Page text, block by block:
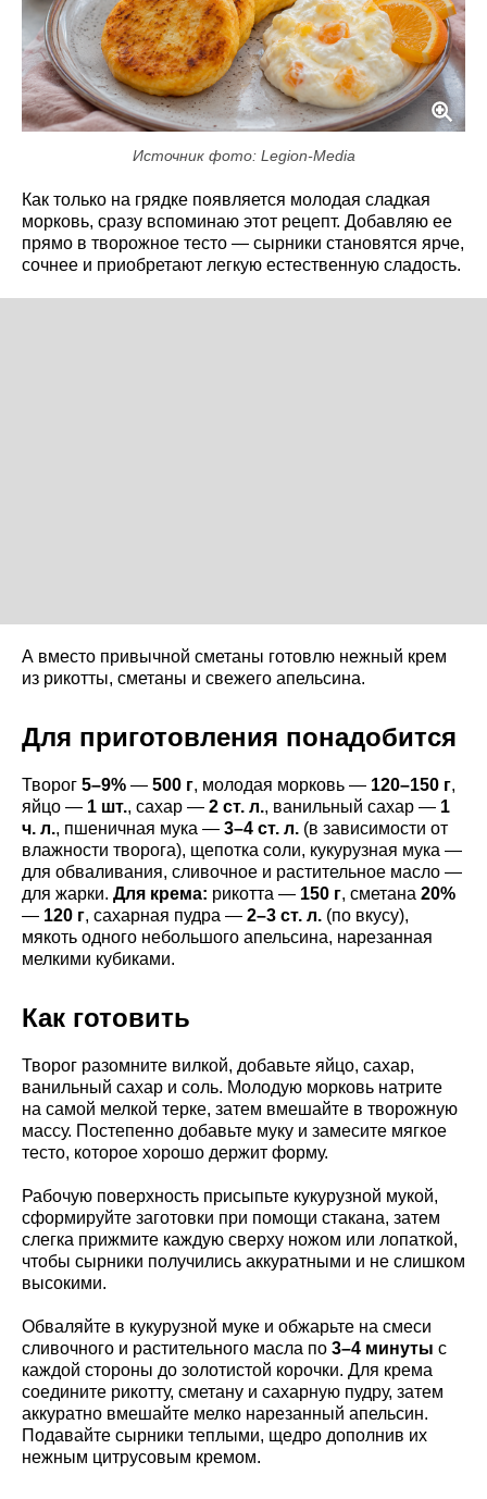
Источник фото: Legion-Media
Как только на грядке появляется молодая сладкая
морковь, сразу вспоминаю этот рецепт. Добавляю ее
прямо в творожное тесто — сырники становятся ярче,
сочнее и приобретают легкую естественную сладость.
А вместо привычной сметаны готовлю нежный крем
из рикотты, сметаны и свежего апельсина.
Для приготовления понадобится
Творог 5–9% — 500 г, молодая морковь — 120–150 г,
яйцо — 1 шт., сахар — 2 ст. л., ванильный сахар — 1
ч. л., пшеничная мука — 3–4 ст. л. (в зависимости от
влажности творога), щепотка соли, кукурузная мука —
для обваливания, сливочное и растительное масло —
для жарки. Для крема: рикотта — 150 г, сметана 20%
— 120 г, сахарная пудра — 2–3 ст. л. (по вкусу),
мякоть одного небольшого апельсина, нарезанная
мелкими кубиками.
Как готовить
Творог разомните вилкой, добавьте яйцо, сахар,
ванильный сахар и соль. Молодую морковь натрите
на самой мелкой терке, затем вмешайте в творожную
массу. Постепенно добавьте муку и замесите мягкое
тесто, которое хорошо держит форму.
Рабочую поверхность присыпьте кукурузной мукой,
сформируйте заготовки при помощи стакана, затем
слегка прижмите каждую сверху ножом или лопаткой,
чтобы сырники получились аккуратными и не слишком
высокими.
Обваляйте в кукурузной муке и обжарьте на смеси
сливочного и растительного масла по 3–4 минуты с
каждой стороны до золотистой корочки. Для крема
соедините рикотту, сметану и сахарную пудру, затем
аккуратно вмешайте мелко нарезанный апельсин.
Подавайте сырники теплыми, щедро дополнив их
нежным цитрусовым кремом.